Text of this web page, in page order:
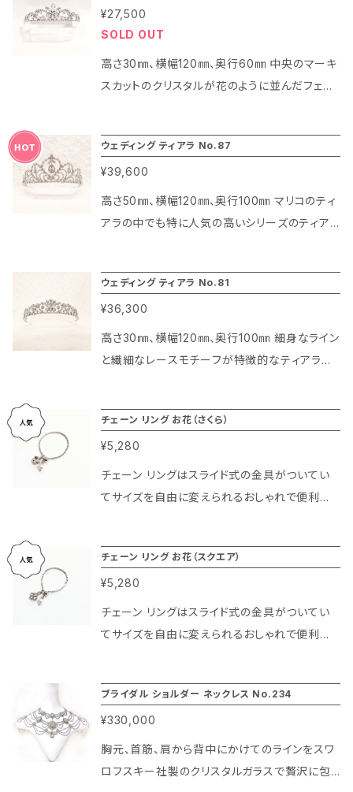
倒。どうしたらよいの？」です。 実は今までそうし
たお客様には安全ピン（ストールピン）やブロー
チを代用品としてご案内してきました。お客様も
それでご納得いただいてご購入いただいており
「ブローチだと重くて薄い生地の洋服だとつける
のが怖い、下を向いてしまったりする」。また「安
全ピンを買ったけど針が太くて長いのですごく大
きな穴が空いてしまう。もっとブローチのような
談しながらなんとかこうしたお客様の声にお応
えできないか。どうしたら良いのか、本当に悩み
ブローチのようなファッション性を持った商品を
作ってみよう！」 こうして新商品の「エリトメー
の飾りをできるだけシンプルに、軽量化しつつ針
は短すぎず、長すぎず使いやすい長さにして、安
メールがあれば胸元の開きすぎの場合はもちろ
んブローチとしても使えるデザインなのでとって
のクリスタルガラスを使っているのはもちろん、
ブライダル アクセサリーのコーティングを施して
ある、ジュエリー仕様の特殊仕上げでご用意し
ております。 今回は新商品ということもありモニ
ター特別価格を設定させていただいております。
価格でご紹介させていただきます。 このエリトメ
ールを使えば胸元の開きすぎをカバーしながら
ブローチとしても使えて本当に便利でギフトに
もおすすめの商品です。 モニター特別価格はレ
¥27,500
SOLD OUT
高さ30㎜、横幅120㎜、奥行60㎜ 中央のマーキ
スカットのクリスタルが花のように並んだフェミ
ウェディング ティアラ No.87
¥39,600
高さ50㎜、横幅120㎜、奥行100㎜ マリコのティ
アラの中でも特に人気の高いシリーズのティアラ
ースモチーフも華やかなアイテムです。
ウェディング ティアラ No.81
¥36,300
高さ30㎜、横幅120㎜、奥行100㎜ 細身なライン
と繊細なレースモチーフが特徴的なティアラで
トで組み合わせるとよりエレガントな印象になり
ます。
チェーン リング お花（さくら）
¥5,280
チェーン リングはスライド式の金具がついてい
てサイズを自由に変えられるおしゃれで便利な
がとっても可愛い人気のデザインです。 ヴェルサ
イユ宮殿のシャンデリアにも使用されている高
級クリスタルガラスの輝きも存分に楽しめるカ
ジュアルでおしゃれなチェーン リングです。
チェーン リング お花（スクエア）
¥5,280
チェーン リングはスライド式の金具がついてい
てサイズを自由に変えられるおしゃれで便利な
のモチーフがとっても可愛い人気のデザインで
す。 ヴェルサイユ宮殿のシャンデリアにも使用さ
れている高級クリスタルガラスの輝きも存分に
楽しめるカジュアルでおしゃれなチェーン リング
ブライダル ショルダー ネックレス No.234
¥330,000
胸元、首筋、肩から背中にかけてのラインをスワ
ロフスキー社製のクリスタルガラスで贅沢に包